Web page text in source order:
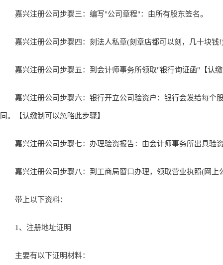
嘉兴注册公司步骤三：编写"公司章程"：由所有股东签名。
嘉兴注册公司步骤四：刻法人私章(刻章店都可以刻，几十块钱
嘉兴注册公司步骤五：到会计师事务所领取"银行询证函"【认缴
嘉兴注册公司步骤六：银行开立公司验资户：银行会发给每个
同。【认缴制可以忽略此步骤】
嘉兴注册公司步骤七：办理验资报告：由会计师事务所出具验
嘉兴注册公司步骤八：到工商局窗口办理，领取营业执照(网上
带上以下资料：
1、注册地址证明
主要有以下证明材料：